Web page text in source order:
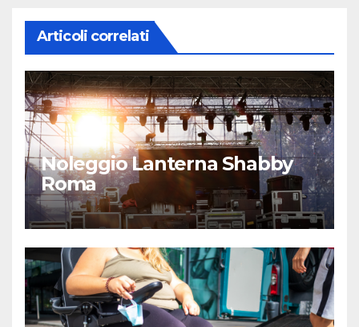
Articoli correlati
Noleggio Lanterna Shabby
Roma